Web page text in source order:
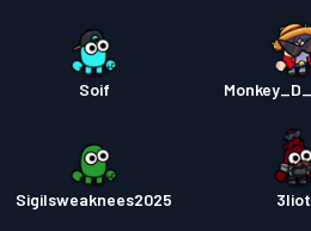
Soif
Sigilsweaknees2025